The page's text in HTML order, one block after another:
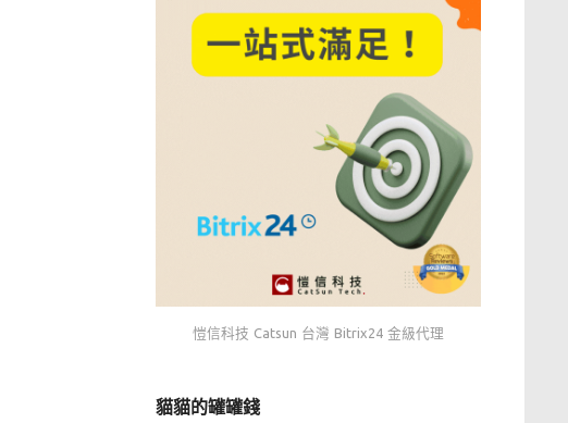
愷信科技 Catsun 台灣 Bitrix24 金級代理
貓貓的罐罐錢